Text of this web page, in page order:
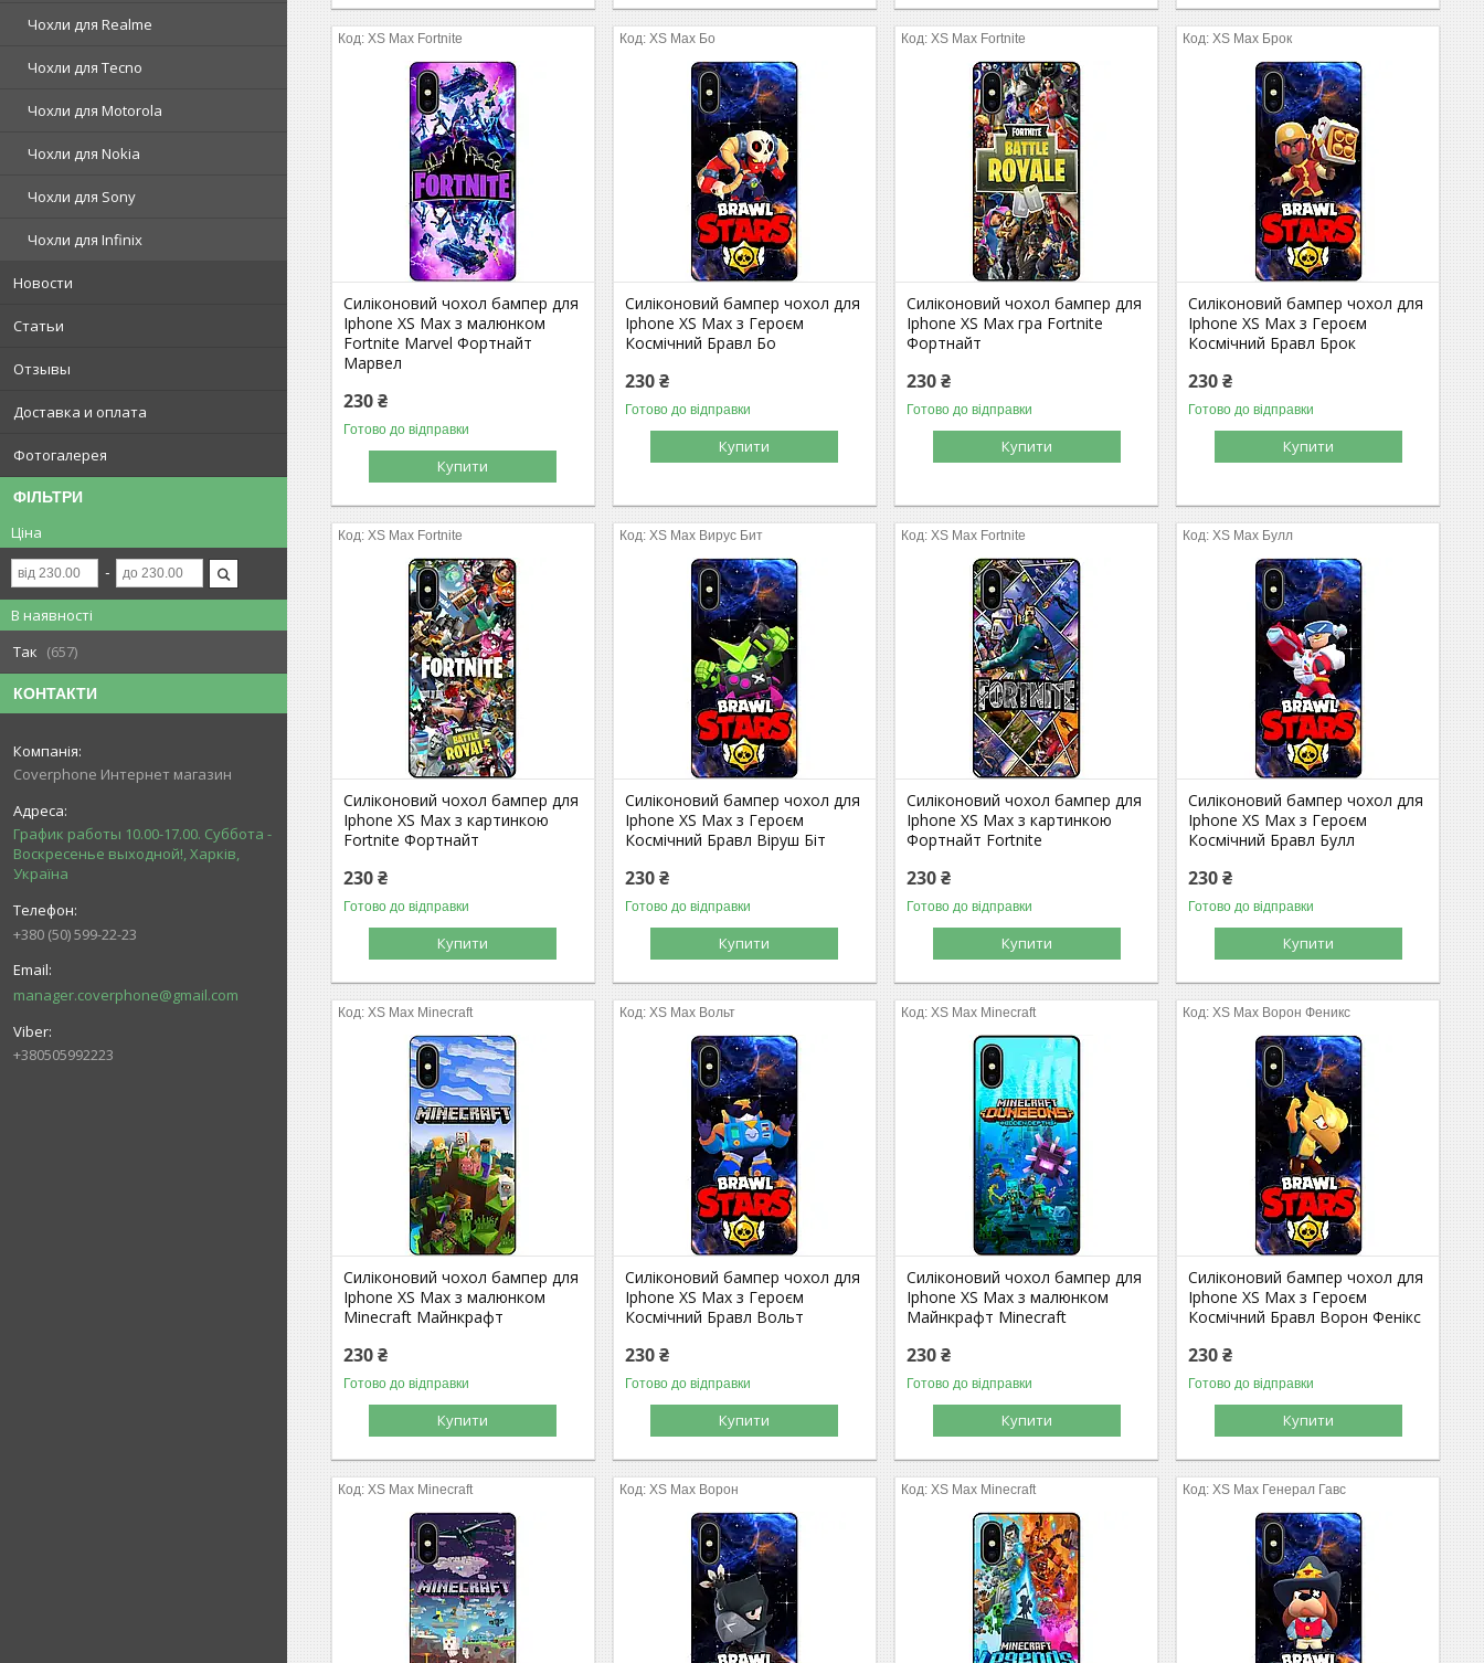
Чохли для Realme
Чохли для Tecno
Чохли для Motorola
Чохли для Nokia
Чохли для Sony
Чохли для Infinix
Новости
Статьи
Отзывы
Доставка и оплата
Фотогалерея
ФІЛЬТРИ
Ціна
В наявності
Так
657
КОНТАКТИ
Coverphone Интернет магазин
График работы 10.00-17.00. Суббота -
Воскресенье выходной!, Харків,
Україна
+380 (50) 599-22-23
manager.coverphone@gmail.com
+380505992223
XS Max Fortnite
Силіконовий чохол бампер для
Iphone XS Max з малюнком
Fortnite Marvel Фортнайт
Марвел
230 ₴
Готово до відправки
Купити
XS Max Бо
Силіконовий бампер чохол для
Iphone XS Max з Героєм
Космічний Бравл Бо
230 ₴
Готово до відправки
Купити
XS Max Fortnite
Силіконовий чохол бампер для
Iphone XS Max гра Fortnite
Фортнайт
230 ₴
Готово до відправки
Купити
XS Max Брок
Силіконовий бампер чохол для
Iphone XS Max з Героєм
Космічний Бравл Брок
230 ₴
Готово до відправки
Купити
XS Max Fortnite
Силіконовий чохол бампер для
Iphone XS Max з картинкою
Fortnite Фортнайт
230 ₴
Готово до відправки
Купити
XS Max Вирус Бит
Силіконовий бампер чохол для
Iphone XS Max з Героєм
Космічний Бравл Віруш Біт
230 ₴
Готово до відправки
Купити
XS Max Fortnite
Силіконовий чохол бампер для
Iphone XS Max з картинкою
Фортнайт Fortnite
230 ₴
Готово до відправки
Купити
XS Max Булл
Силіконовий бампер чохол для
Iphone XS Max з Героєм
Космічний Бравл Булл
230 ₴
Готово до відправки
Купити
XS Max Minecraft
Силіконовий чохол бампер для
Iphone XS Max з малюнком
Minecraft Майнкрафт
230 ₴
Готово до відправки
Купити
XS Max Вольт
Силіконовий бампер чохол для
Iphone XS Max з Героєм
Космічний Бравл Вольт
230 ₴
Готово до відправки
Купити
XS Max Minecraft
Силіконовий чохол бампер для
Iphone XS Max з малюнком
Майнкрафт Minecraft
230 ₴
Готово до відправки
Купити
XS Max Ворон Феникс
Силіконовий бампер чохол для
Iphone XS Max з Героєм
Космічний Бравл Ворон Фенікс
230 ₴
Готово до відправки
Купити
XS Max Minecraft XS Max Ворон XS Max Minecraft XS Max Генерал Гавс